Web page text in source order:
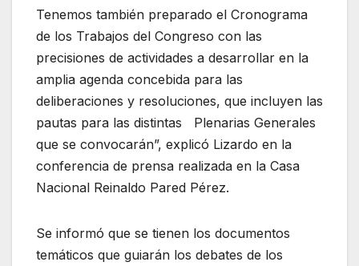
Tenemos también preparado el Cronograma
de los Trabajos del Congreso con las
precisiones de actividades a desarrollar en la
amplia agenda concebida para las
deliberaciones y resoluciones, que incluyen las
pautas para las distintas Plenarias Generales
que se convocarán”, explicó Lizardo en la
conferencia de prensa realizada en la Casa
Nacional Reinaldo Pared Pérez.
Se informó que se tienen los documentos
temáticos que guiarán los debates de los